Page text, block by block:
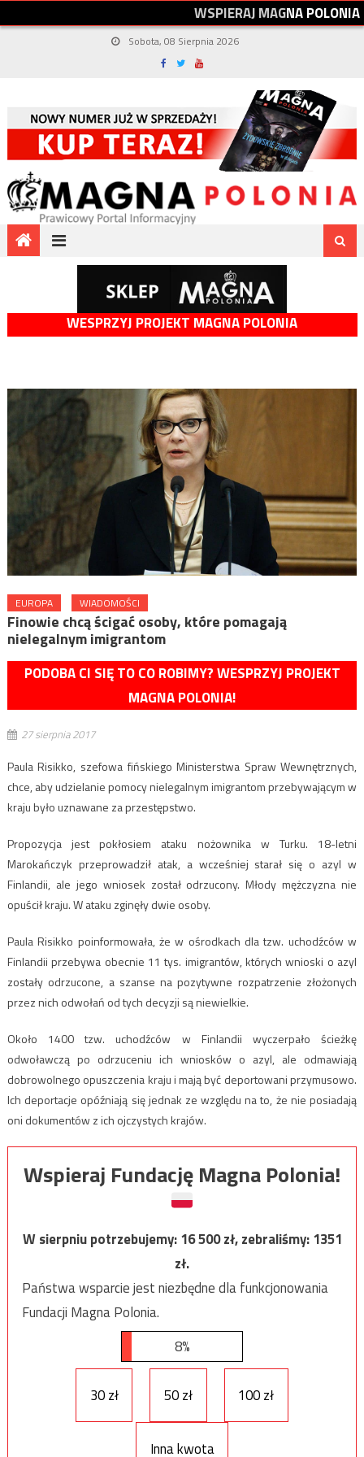
WSPIERAJMAGNAPOLONIA
Sobota, 08 Sierpnia 2026
WESPRZYJ PROJEKT MAGNA POLONIA
EUROPA WIADOMOŚCI
Finowie chcą ścigać osoby, które pomagają
nielegalnym imigrantom
PODOBA CI SIĘ TO CO ROBIMY? WESPRZYJ PROJEKT
MAGNA POLONIA!
27 sierpnia 2017
Paula Risikko, szefowa fińskiego Ministerstwa Spraw Wewnętrznych,
chce, aby udzielanie pomocy nielegalnym imigrantom przebywającym w
kraju było uznawane za przestępstwo.
Propozycja jest pokłosiem ataku nożownika w Turku. 18-letni
Marokańczyk przeprowadził atak, a wcześniej starał się o azyl w
Finlandii, ale jego wniosek został odrzucony. Młody mężczyzna nie
opuścił kraju. W ataku zginęły dwie osoby.
Paula Risikko poinformowała, że w ośrodkach dla tzw. uchodźców w
Finlandii przebywa obecnie 11 tys. imigrantów, których wnioski o azyl
zostały odrzucone, a szanse na pozytywne rozpatrzenie złożonych
przez nich odwołań od tych decyzji są niewielkie.
Około 1400 tzw. uchodźców w Finlandii wyczerpało ścieżkę
odwoławczą po odrzuceniu ich wniosków o azyl, ale odmawiają
dobrowolnego opuszczenia kraju i mają być deportowani przymusowo.
Ich deportacje opóźniają się jednak ze względu na to, że nie posiadają
oni dokumentów z ich ojczystych krajów.
Wspieraj Fundację Magna Polonia!
W sierpniu potrzebujemy:16 500zł, zebraliśmy:1351
zł.
Państwa wsparcie jest niezbędne dla funkcjonowania
Fundacji Magna Polonia.
8%
30 zł 50 zł 100 zł
Inna kwota